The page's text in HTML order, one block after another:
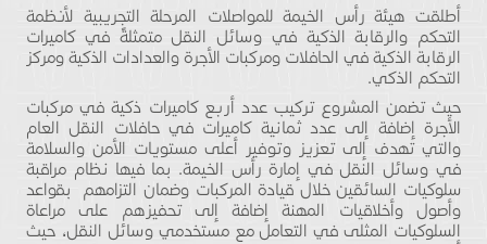
أطلقت هيئة رأس الخيمة للمواصلات المرحلة التجريبية لأنظمة
التحكم والرقابة الذكية في وسائل النقل متمثلةً في كاميرات
الرقابة الذكية في الحافلات ومركبات الأجرة والعدادات الذكية ومركز
التحكم الذكي.
حيث تضمن المشروع تركيب عدد أربع كاميرات ذكية في مركبات
الأجرة إضافة إلى عدد ثمانية كاميرات في حافلات النقل العام
والتي تهدف إلى تعزيز وتوفير أعلى مستويات الأمن والسلامة
في وسائل النقل في إمارة رأس الخيمة. بما فيها نظام مراقبة
سلوكيات السائقين خلال قيادة المركبات وضمان التزامهم بقواعد
وأصول وأخلاقيات المهنة إضافة إلى تحفيزهم على مراعاة
السلوكيات المثلى في التعامل مع مستخدمي وسائل النقل، حيث